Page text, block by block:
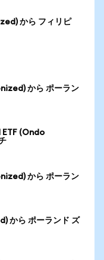
から フィリピ
から ポーラン
(Ondo
から ポーラン
から ポーランド ズ